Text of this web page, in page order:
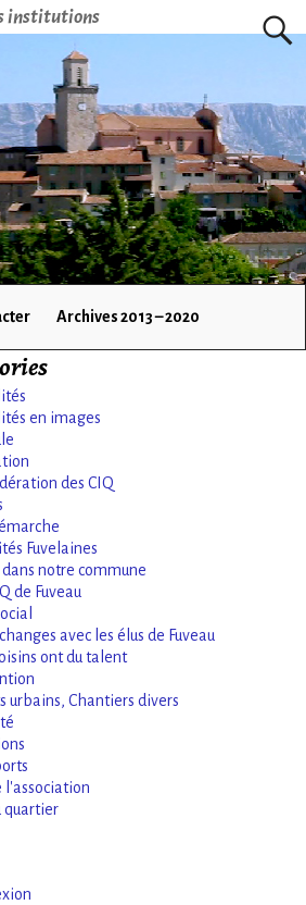
institutions
Archives 2013 – 2020
en images
des CIQ
Fuvelaines
dans notre commune
de Fuveau
avec les élus de Fuveau
ont du talent
urbains, Chantiers divers
l'association
quartier